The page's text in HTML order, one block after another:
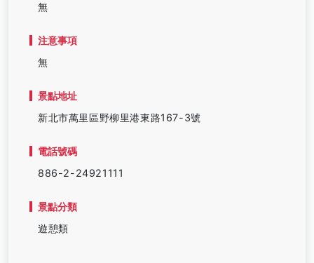
無
注意事項
無
景點地址
新北市萬里區野柳里港東路167-3號
電話號碼
886-2-24921111
景點分類
遊憩類